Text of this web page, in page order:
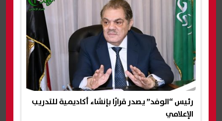
رئيس “الوفد” يصدر قرارًا بإنشاء أكاديمية للتدريب
الإعلامي